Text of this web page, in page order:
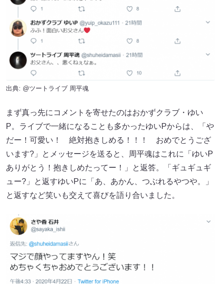
出典: @ツートライブ 周平魂
まず真っ先にコメントを寄せたのはおかずクラブ・ゆい
P。ライブで一緒になることも多かったゆいPからは、「や
だー！可愛い！ 絶対抱きしめる！！！ おめでとうござ
います?」とメッセージを送ると、周平魂はこれに「ゆいP
ありがとう！抱きしめたってー！」と返答。「ギュギュギ
ュー?」と返すゆいPに「あ、あかん、つぶれるやつや。」
と返すなど笑いも交えて喜びを語り合いました。